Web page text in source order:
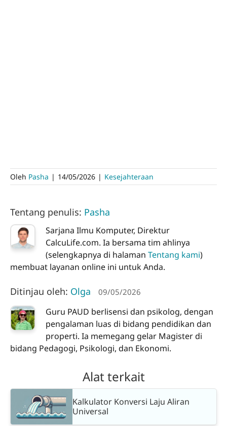
Oleh Pasha | 14/05/2026 | Kesejahteraan
Tentang penulis: Pasha
Sarjana Ilmu Komputer, Direktur
CalcuLife.com. Ia bersama tim ahlinya
(selengkapnya di halaman Tentang kami)
membuat layanan online ini untuk Anda.
Ditinjau oleh: Olga 09/05/2026
Guru PAUD berlisensi dan psikolog, dengan
pengalaman luas di bidang pendidikan dan
properti. Ia memegang gelar Magister di
bidang Pedagogi, Psikologi, dan Ekonomi.
Alat terkait
Kalkulator Konversi Laju Aliran
Universal